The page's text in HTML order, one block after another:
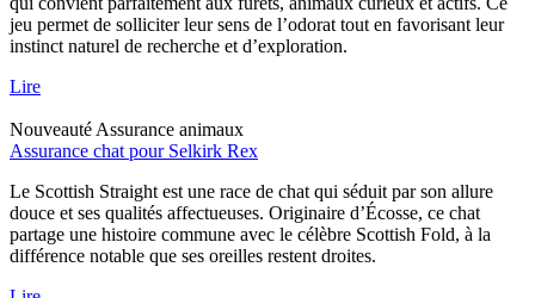
jeu permet de solliciter leur sens de l’odorat tout en favorisant leur
instinct naturel de recherche et d’exploration.
Lire
Nouveauté Assurance animaux
Assurance chat pour Selkirk Rex
Le Scottish Straight est une race de chat qui séduit par son allure
douce et ses qualités affectueuses. Originaire d’Écosse, ce chat
partage une histoire commune avec le célèbre Scottish Fold, à la
différence notable que ses oreilles restent droites.